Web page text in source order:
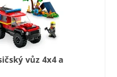
vůz 4x4 a